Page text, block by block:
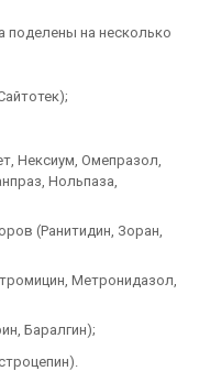
поделены на несколько
Нексиум, Омепразол,
Нольпаза,
(Ранитидин, Зоран,
Метронидазол,
Баралгин);